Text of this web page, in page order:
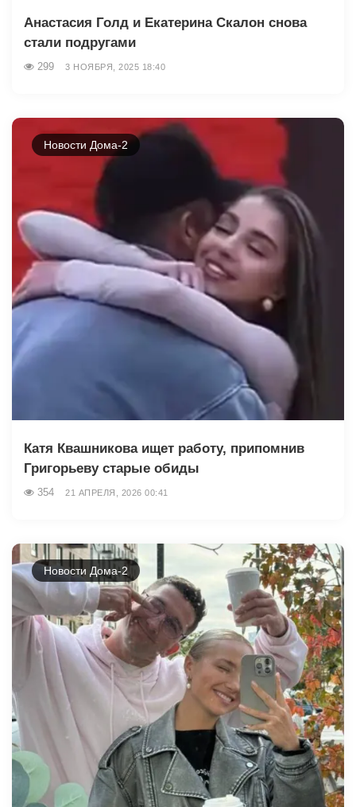
Анастасия Голд и Екатерина Скалон снова
стали подругами
299 3 НОЯБРЯ, 2025 18:40
Новости Дома-2
Катя Квашникова ищет работу, припомнив
Григорьеву старые обиды
354 21 АПРЕЛЯ, 2026 00:41
Новости Дома-2